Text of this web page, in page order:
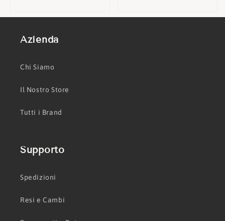
:
Azienda
Chi Siamo
Il Nostro Store
Tutti i Brand
Supporto
Spedizioni
Resi e Cambi